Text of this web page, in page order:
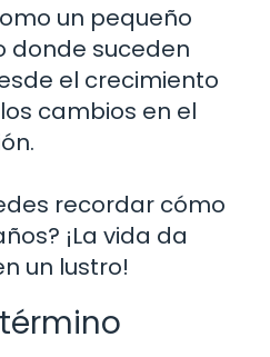
un pequeño
donde suceden
el crecimiento
cambios en el
recordar cómo
¡La vida da
un lustro!